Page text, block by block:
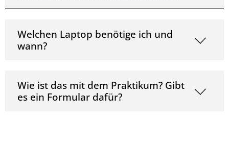
Welchen Laptop benötige ich und
wann?
Wie ist das mit dem Praktikum? Gibt
es ein Formular dafür?